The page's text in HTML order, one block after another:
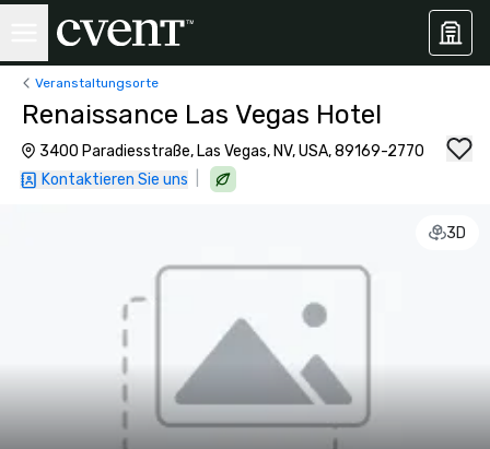
Veranstaltungsorte
Renaissance Las Vegas Hotel
3400 Paradiesstraße, Las Vegas, NV, USA, 89169-2770
Kontaktieren Sie uns
3D